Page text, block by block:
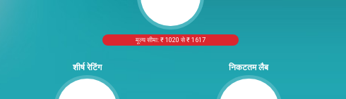
मूल्य सीमा: ₹ 1020 से ₹ 1617
शीर्ष रेटिंग निकटतम लैब